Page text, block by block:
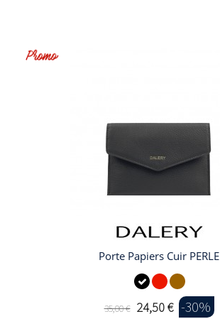
Porte Papiers Cuir PERLE
35,00 € 24,50 € -30%